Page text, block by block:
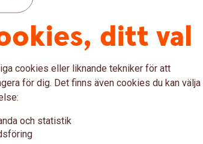
kortet
kort
ditt val
cookies eller liknande tekniker för att
för dig. Det finns även cookies du kan
och statistik